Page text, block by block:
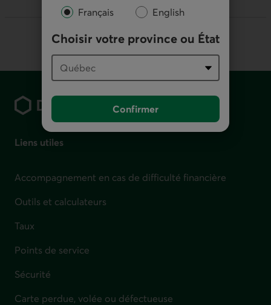
Français English
Choisir votre province ou État
Confirmer
Pied de page
Liens utiles
Accompagnement en cas de difficulté financière
Outils et calculateurs
Taux
Points de service
Sécurité
Carte perdue, volée ou défectueuse